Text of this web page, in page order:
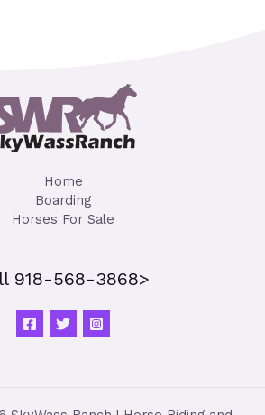
Home
Boarding
Horses For Sale
918-568-3868>